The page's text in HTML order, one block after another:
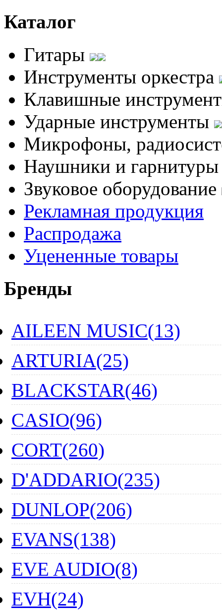
Каталог
Гитары
Инструменты оркестра
Клавишные
Ударные инструменты
Микрофоны,
Наушники и
Звуковое оборудование
Рекламная продукция
Распродажа
Уцененные товары
Бренды
AILEEN MUSIC(13)
ARTURIA(25)
BLACKSTAR(46)
CASIO(96)
CORT(260)
D'ADDARIO(235)
DUNLOP(206)
EVANS(138)
EVE AUDIO(8)
EVH(24)